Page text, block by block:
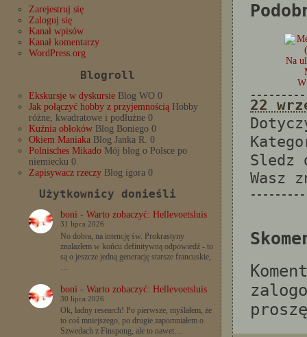
Zarejestruj się
Zaloguj się
Kanał wpisów
Kanał komentarzy
WordPress.org
Blogroll
Ekskursje w dyskursie Blog WO 0
Jak połączyć hobby z przyjemnością Hobby
różne, kwadratowe i podłużne 0
Kuźnia obłoków Blog Boniego 0
Okiem Maniaka Blog Janka R. 0
Polnisches Mikado Mój blog o Polsce po
niemiecku 0
Zapisywacz rzeczy Blog igora 0
Użytkownicy donieśli
boni- Warto zobaczyć: Hellevoetsluis
31 lipca 2026
No dobra, na intencję św. Prokrastyny
znalazłem w końcu definitywną odpowiedź - to
są o jeszcze jedną generację starsze francuskie,
…
boni- Warto zobaczyć: Hellevoetsluis
30 lipca 2026
Ok, ładny research! Po pierwsze, myślałem, że
to coś mniejszego, po drugie zapomniałem o
Szwedach z Finspong, ale to nawet…
Na
22
Sledz
Wasz